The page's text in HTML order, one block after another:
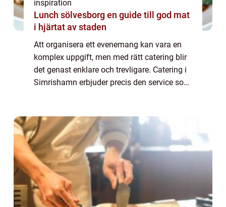
inspiration
Lunch sölvesborg en guide till god mat
i hjärtat av staden
Att organisera ett evenemang kan vara en
komplex uppgift, men med rätt catering blir
det genast enklare och trevligare. Catering i
Simrishamn erbjuder precis den service som